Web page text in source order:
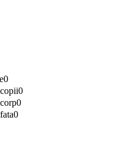
0
0
0
0